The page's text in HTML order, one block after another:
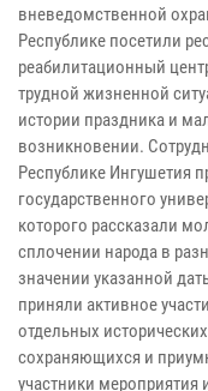
вневедомственной
Республике посетили
реабилитационный
трудной жизненной
истории праздника и
возникновении.
Республике Ингушетия
государственного
которого рассказали
сплочении народа в
значении указанной
приняли активное
отдельных
сохраняющихся и
участники